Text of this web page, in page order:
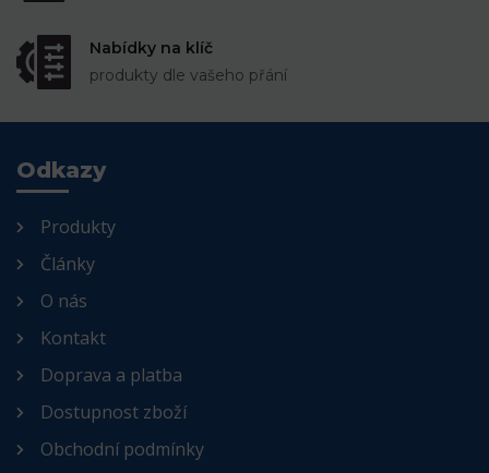
Nabídky na klíč
produkty dle vašeho přání
Odkazy
Produkty
Články
O nás
Kontakt
Doprava a platba
Dostupnost zboží
Obchodní podmínky